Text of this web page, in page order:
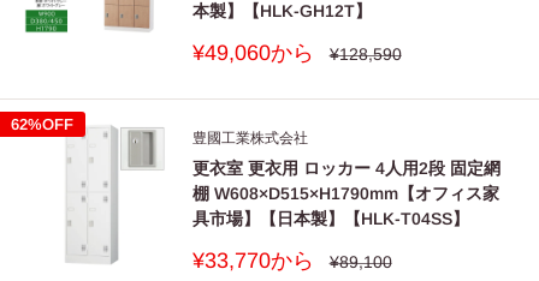
本製】【HLK-GH12T】
販
価
¥49,060から
通
格
¥128,590
62%OFF
豊國工業株式会社
更衣室 更衣用 ロッカー 4人用2段 固定網
棚 W608×D515×H1790mm【オフィス家
具市場】【日本製】【HLK-T04SS】
販
¥33,770から
通
¥89,100